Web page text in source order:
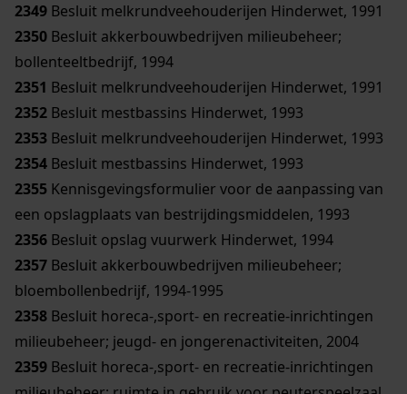
2349 Besluit melkrundveehouderijen Hinderwet, 1991
2350 Besluit akkerbouwbedrijven milieubeheer;
bollenteeltbedrijf, 1994
2351 Besluit melkrundveehouderijen Hinderwet, 1991
2352 Besluit mestbassins Hinderwet, 1993
2353 Besluit melkrundveehouderijen Hinderwet, 1993
2354 Besluit mestbassins Hinderwet, 1993
2355 Kennisgevingsformulier voor de aanpassing van
een opslagplaats van bestrijdingsmiddelen, 1993
2356 Besluit opslag vuurwerk Hinderwet, 1994
2357 Besluit akkerbouwbedrijven milieubeheer;
bloembollenbedrijf, 1994-1995
2358 Besluit horeca-,sport- en recreatie-inrichtingen
milieubeheer; jeugd- en jongerenactiviteiten, 2004
2359 Besluit horeca-,sport- en recreatie-inrichtingen